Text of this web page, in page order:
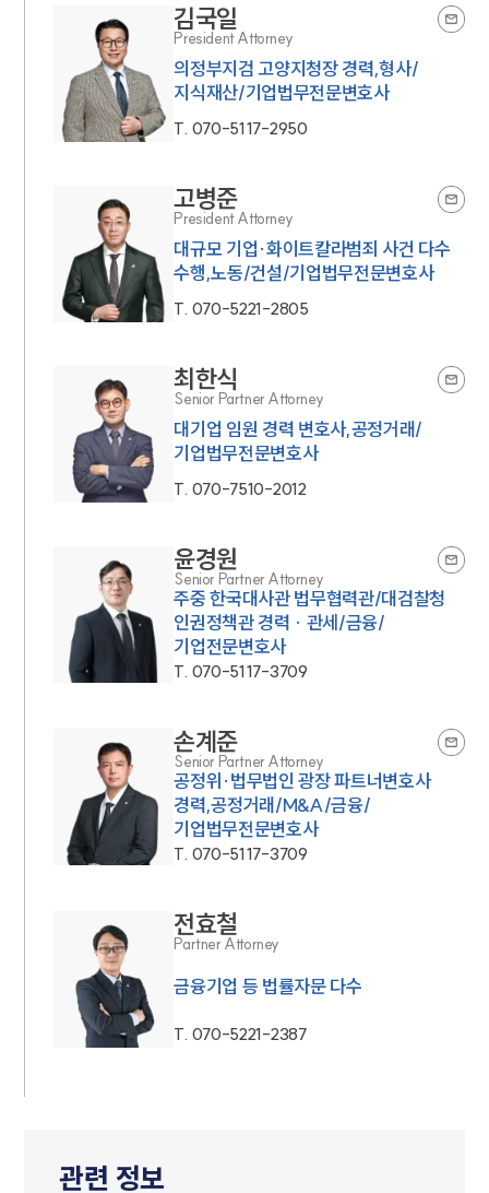
NEWS
공지사항
뉴스레터/브로슈어
세미나
대륜법률상담예약
김국일
President Attorney
의정부지검 고양지청장 경력,형사/
지식재산/기업법무전문변호사
T. 070-5117-2950
고병준
President Attorney
대규모 기업·화이트칼라범죄 사건 다수
수행,노동/건설/기업법무전문변호사
T. 070-5221-2805
최한식
Senior Partner Attorney
대기업 임원 경력 변호사,공정거래/
기업법무전문변호사
T. 070-7510-2012
윤경원
Senior Partner Attorney
주중 한국대사관 법무협력관/대검찰청
인권정책관 경력 · 관세/금융/
기업전문변호사
T. 070-5117-3709
손계준
Senior Partner Attorney
공정위·법무법인 광장 파트너변호사
경력,공정거래/M&A/금융/
기업법무전문변호사
T. 070-5117-3709
전효철
Partner Attorney
금융기업 등 법률자문 다수
T. 070-5221-2387
관련 정보